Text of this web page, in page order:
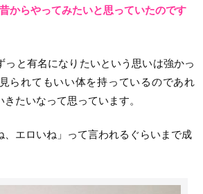
からやってみたいと思っていたのです
っと有名になりたいという思いは強かっ
られてもいい体を持っているのであれ
たいなって思っています。
、エロいね」って言われるぐらいまで成